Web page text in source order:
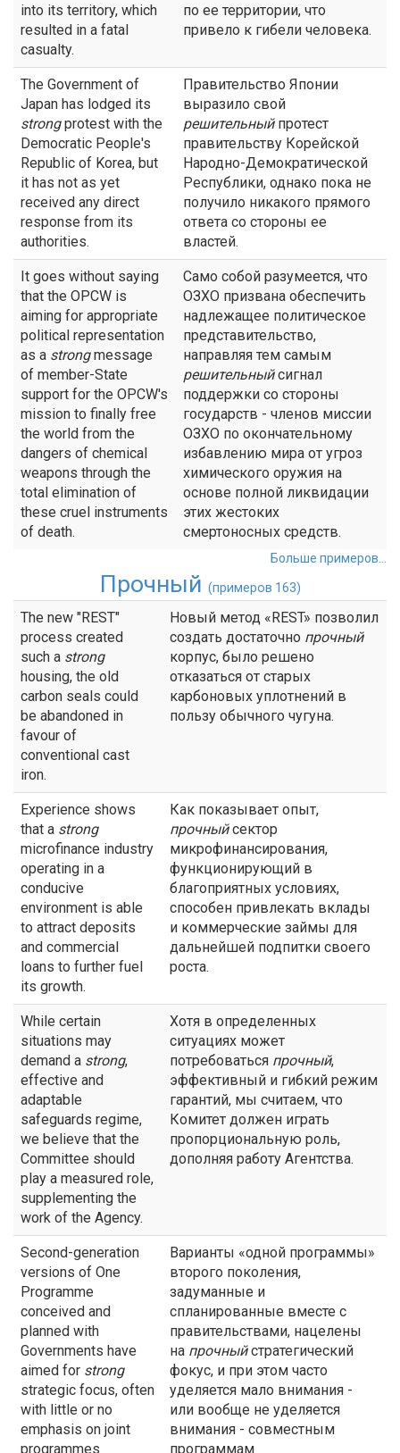
into its territory, which
resulted in a fatal
casualty.
по ее территории, что
привело к гибели человека.
The Government of
Japan has lodged its
strongprotest with the
Democratic People's
Republic of Korea, but
it has not as yet
received any direct
response from its
authorities.
Правительство Японии
выразило свой
решительныйпротест
правительству Корейской
Народно-Демократической
Республики, однако пока не
получило никакого прямого
ответа со стороны ее
властей.
It goes without saying
that the OPCW is
aiming for appropriate
political representation
as a strongmessage
of member-State
support for the OPCW's
mission to finally free
the world from the
dangers of chemical
weapons through the
total elimination of
these cruel instruments
of death.
Само собой разумеется, что
ОЗХО призвана обеспечить
надлежащее политическое
представительство,
направляя тем самым
решительныйсигнал
поддержки со стороны
государств - членов миссии
ОЗХО по окончательному
избавлению мира от угроз
химического оружия на
основе полной ликвидации
этих жестоких
смертоносных средств.
Больше примеров...
Прочный (примеров 163)
The new "REST"
process created
such a strong
housing, the old
carbon seals could
be abandoned in
favour of
conventional cast
iron.
Новый метод «REST» позволил
создать достаточно прочный
корпус, было решено
отказаться от старых
карбоновых уплотнений в
пользу обычного чугуна.
Experience shows
that a strong
microfinance industry
operating in a
conducive
environment is able
to attract deposits
and commercial
loans to further fuel
its growth.
Как показывает опыт,
прочныйсектор
микрофинансирования,
функционирующий в
благоприятных условиях,
способен привлекать вклады
и коммерческие займы для
дальнейшей подпитки своего
роста.
While certain
situations may
demand a strong,
effective and
adaptable
safeguards regime,
we believe that the
Committee should
play a measured role,
supplementing the
work of the Agency.
Хотя в определенных
ситуациях может
потребоваться прочный,
эффективный и гибкий режим
гарантий, мы считаем, что
Комитет должен играть
пропорциональную роль,
дополняя работу Агентства.
Second-generation
versions of One
Programme
conceived and
planned with
Governments have
aimed for strong
strategic focus, often
with little or no
emphasis on joint
programmes
Варианты «одной программы»
второго поколения,
задуманные и
спланированные вместе с
правительствами, нацелены
на прочныйстратегический
фокус, и при этом часто
уделяется мало внимания -
или вообще не уделяется
внимания - совместным
программам